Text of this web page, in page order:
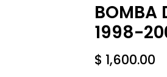
BOMBA
1998-
$ 1,600.00